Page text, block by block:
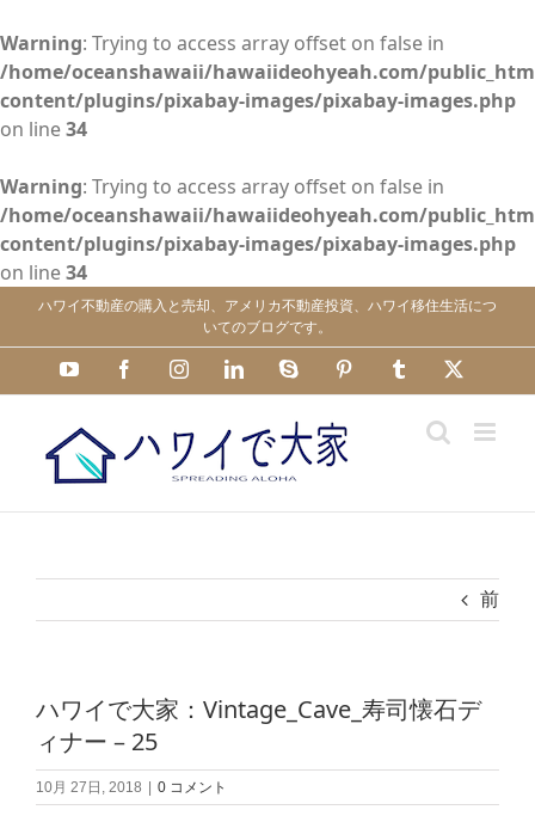
Warning: Trying to access array offset on false in
/home/oceanshawaii/hawaiideohyeah.com/
content/plugins/pixabay-images/pixabay-images.php
on line34
Warning: Trying to access array offset on false in
/home/oceanshawaii/hawaiideohyeah.com/
content/plugins/pixabay-images/pixabay-images.php
on line34
content
ハワイ不動産の購入と売却、アメリカ不動産投資、ハワイ移住生活につ
いてのブログです。
YouTube FacebookInstagramLinkedInSkype Pinterest Tumblr
前
ハワイで大家：Vintage_Cave_寿司懐石デ
ィナー – 25
10月 27日, 2018 0 コメント